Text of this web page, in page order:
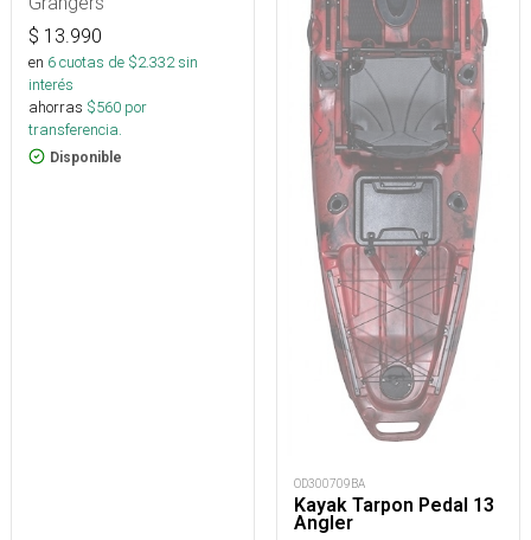
$ 13.990
en 6cuotas de $2.332sin
interés
ahorras $560 por
transferencia.
Disponible
OD300709BA
Kayak Tarpon Pedal 13
Angler